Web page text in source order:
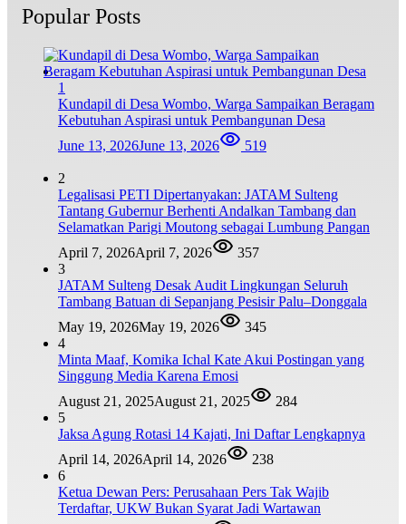
Popular Posts
1
Kundapil di Desa Wombo, Warga Sampaikan Beragam
Kebutuhan Aspirasi untuk Pembangunan Desa
June 13, 2026June 13, 2026 519
2
Legalisasi PETI Dipertanyakan: JATAM Sulteng
Tantang Gubernur Berhenti Andalkan Tambang dan
Selamatkan Parigi Moutong sebagai Lumbung Pangan
April 7, 2026April 7, 2026
357
3
JATAM Sulteng Desak Audit Lingkungan Seluruh
Tambang Batuan di Sepanjang Pesisir Palu–Donggala
May 19, 2026May 19, 2026
345
4
Minta Maaf, Komika Ichal Kate Akui Postingan yang
Singgung Media Karena Emosi
August 21, 2025August 21, 2025
284
5
Jaksa Agung Rotasi 14 Kajati, Ini Daftar Lengkapnya
April 14, 2026April 14, 2026
238
6
Ketua Dewan Pers: Perusahaan Pers Tak Wajib
Terdaftar, UKW Bukan Syarat Jadi Wartawan